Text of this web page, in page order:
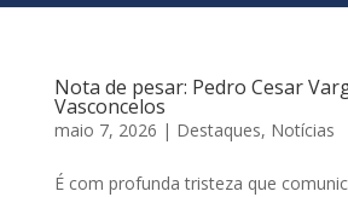
Nota de pesar: Pedro Cesar
Vasconcelos
maio 7, 2026 | Destaques, Notícias
É com profunda tristeza que